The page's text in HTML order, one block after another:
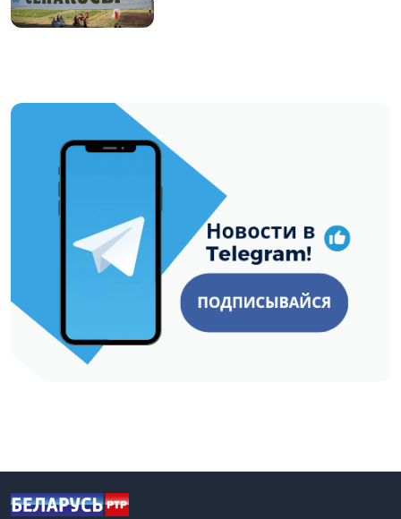
https://t.me/minskctvby